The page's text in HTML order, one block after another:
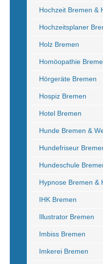
Hochzeit Bremen &
Hochzeitsplaner
Holz Bremen
Homöopathie
Hörgeräte Bremen
Hospiz Bremen
Hotel Bremen
Hunde Bremen &
Hundefriseur
Hundeschule
Hypnose Bremen &
IHK Bremen
Illustrator Bremen
Imbiss Bremen
Imkerei Bremen